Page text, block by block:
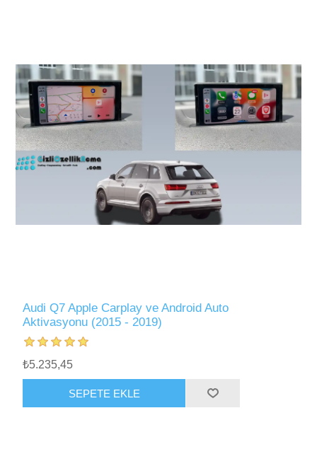
Audi Q7 Apple Carplay ve Android Auto
Aktivasyonu (2015 - 2019)
₺5.235,45
SEPETE EKLE